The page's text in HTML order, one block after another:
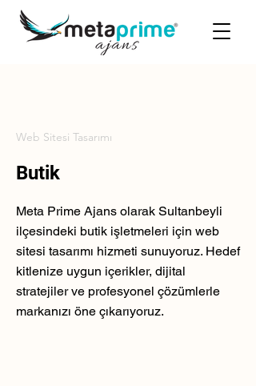
Web Sitesi Tasarımı
Butik
Meta Prime Ajans olarak Sultanbeyli
ilçesindeki butik işletmeleri için web
sitesi tasarımı hizmeti sunuyoruz. Hedef
kitlenize uygun içerikler, dijital
stratejiler ve profesyonel çözümlerle
markanızı öne çıkarıyoruz.